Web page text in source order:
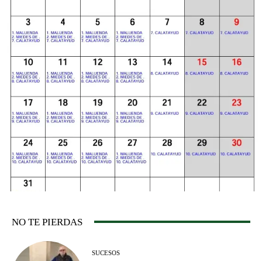
NO TE PIERDAS
SUCESOS